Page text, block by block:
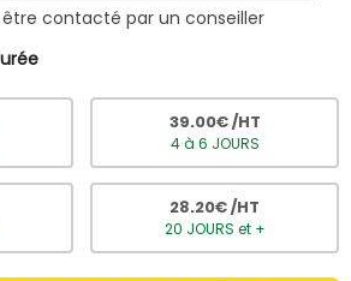
contacté par un conseiller
39.00€ /HT
4 à 6 JOURS
28.20€ /HT
20 JOURS et +